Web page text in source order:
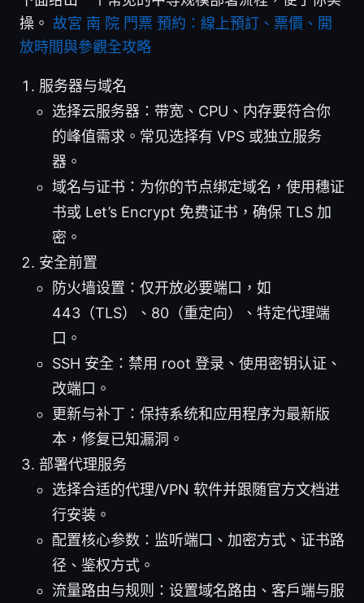
操。 故宮 南 院 門票 預約：線上預訂、票價、開
放時間與參觀全攻略
服务器与域名
选择云服务器：带宽、CPU、内存要符合你
的峰值需求。常见选择有 VPS 或独立服务
器。
域名与证书：为你的节点绑定域名，使用穗证
书或 Let’s Encrypt 免费证书，确保 TLS 加
密。
安全前置
防火墙设置：仅开放必要端口，如
443（TLS）、80（重定向）、特定代理端
口。
SSH 安全：禁用 root 登录、使用密钥认证、
改端口。
更新与补丁：保持系统和应用程序为最新版
本，修复已知漏洞。
部署代理服务
选择合适的代理/VPN 软件并跟随官方文档进
行安装。
配置核心参数：监听端口、加密方式、证书路
径、鉴权方式。
流量路由与规则：设置域名路由、客户端与服